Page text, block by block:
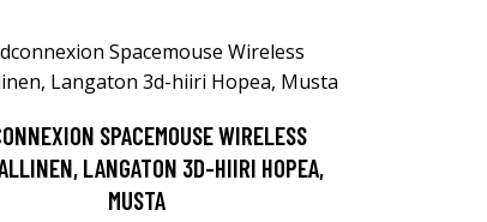
SPACEMOUSE WIRELESS
LANGATON 3D-HIIRI HOPEA,
MUSTA